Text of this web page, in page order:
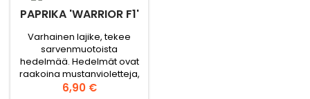
PAPRIKA 'WARRIOR F1'
Varhainen lajike, tekee
sarvenmuotoista
hedelmää. Hedelmät ovat
raakoina mustanvioletteja,
punaisia kypsyttyään. Hyvä
Hinta
6,90 €